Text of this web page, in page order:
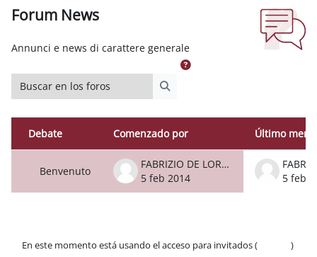
Forum News
Annunci e news di carattere generale
Buscar en los foros
Mostrando 1 de 1 discusiones
Estado
Debate Comenzado por Último
Benvenuto
FABRIZIO DE LORENZO
5 feb 2014
5 feb
En este momento está usando el acceso para invitados (
)